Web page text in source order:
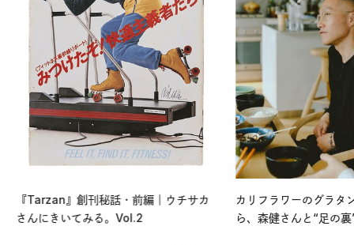
『Tarzan』創刊秘話・前編｜ウチサカ
さんにきいてみる。Vol.2
カリフラワーのグラタ
ら、森健さんと“足の